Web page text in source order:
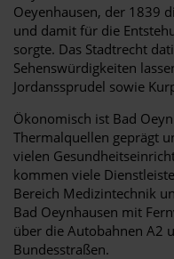
Oeyenhausen, der 1839
und damit für die
sorgte. Das Stadtrecht
Sehenswürdigkeiten
Jordanssprudel sowie
Ökonomisch ist Bad
Thermalquellen geprägt
vielen
kommen viele
Bereich Medizintechnik
Bad Oeynhausen mit
über die Autobahnen A2
Bundesstraßen.